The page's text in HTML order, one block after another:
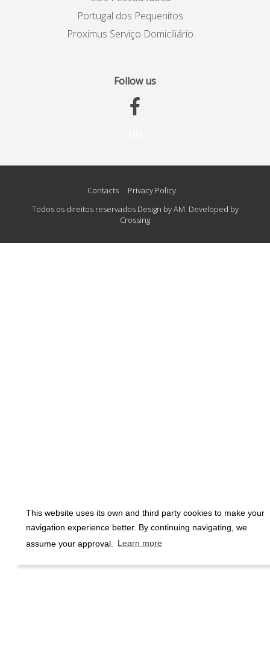
This website uses its own and third party cookies to make your
navigation experience better. By continuing navigating, we
assume your approval.
Learn more
Portugal dos Pequenitos
Proximus Serviço Domiciliário
Follow us
Contacts
Privacy Policy
Todos os direitos reservados Design by AM. Developed by
Crossing